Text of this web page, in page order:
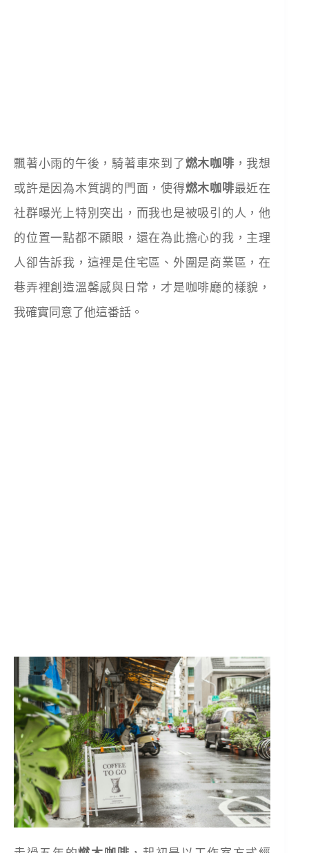
飄著小雨的午後，騎著車來到了 燃木咖啡 ，我想
或許是因為木質調的門面，使得燃木咖啡最近在
社群曝光上特別突出，而我也是被吸引的人，他
的位置一點都不顯眼，還在為此擔心的我，主理
人卻告訴我，這裡是住宅區、外圍是商業區，在
巷弄裡創造溫馨感與日常，才是咖啡廳的樣貌，
我確實同意了他這番話。